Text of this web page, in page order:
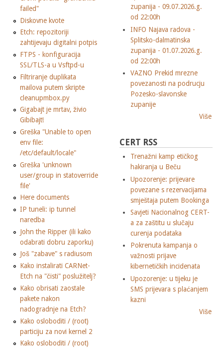
failed"
Diskovne kvote
Etch: repozitoriji
zahtijevaju digitalni potpis
FTPS - konfiguracija
SSL/TLS-a u Vsftpd-u
Filtriranje duplikata
mailova putem skripte
cleanupmbox.py
Gigabajt je mrtav, živio
Gibibajt!
Greška "Unable to open
env file:
/etc/default/locale"
Greška 'unknown
user/group in statoverride
file'
Here documents
IP tuneli: ip tunnel
naredba
John the Ripper (ili kako
odabrati dobru zaporku)
Još "zabave" s radiusom
Kako instalirati CARNet-
Etch na "čisti" poslužitelj?
Kako obrisati zaostale
pakete nakon
nadogradnje na Etch?
Kako osloboditi / (root)
particiju za novi kernel 2
Kako osloboditi / (root)
zupanija - 09.07.2026.g.
od 22:00h
INFO Najava radova -
Splitsko-dalmatinska
zupanija - 01.07.2026.g.
od 22:00h
VAZNO Prekid mrezne
povezanosti na podrucju
Pozesko-slavonske
zupanije
Više
CERT RSS
Trenažni kamp etičkog
hakiranja u Beču
Upozorenje: prijevare
povezane s rezervacijama
smještaja putem Bookinga
Savjeti Nacionalnog CERT-
a za zaštitu u slučaju
curenja podataka
Pokrenuta kampanja o
važnosti prijave
kibernetičkih incidenata
Upozorenje: u tijeku je
SMS prijevara s plaćanjem
kazni
Više